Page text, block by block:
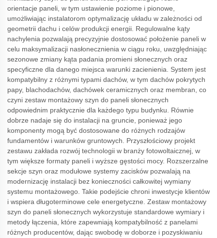
orientacje paneli, w tym ustawienie poziome i pionowe,
umożliwiając instalatorom optymalizację układu w zależności od
geometrii dachu i celów produkcji energii. Regulowalne kąty
nachylenia pozwalają precyzyjnie dostosować położenie paneli w
celu maksymalizacji nasłonecznienia w ciągu roku, uwzględniając
sezonowe zmiany kąta padania promieni słonecznych oraz
specyficzne dla danego miejsca warunki zacienienia. System jest
kompatybilny z różnymi typami dachów, w tym dachów pokrytych
papy, blachodachów, dachówek ceramicznych oraz membran, co
czyni zestaw montażowy szyn do paneli słonecznych
odpowiednim praktycznie dla każdego typu budynku. Równie
dobrze nadaje się do instalacji na gruncie, ponieważ jego
komponenty mogą być dostosowane do różnych rodzajów
fundamentów i warunków gruntowych. Przyszłościowy projekt
zestawu zakłada rozwój technologii w branży fotowoltaicznej, w
tym większe formaty paneli i wyższe gęstości mocy. Rozszerzalne
sekcje szyn oraz modułowe systemy zacisków pozwalają na
modernizację instalacji bez konieczności całkowitej wymiany
systemu montażowego. Takie podejście chroni inwestycje klientów
i wspiera długoterminowe cele energetyczne. Zestaw montażowy
szyn do paneli słonecznych wykorzystuje standardowe wymiary i
metody łączenia, które zapewniają kompatybilność z panelami
różnych producentów, dając swobodę w doborze i pozyskiwaniu